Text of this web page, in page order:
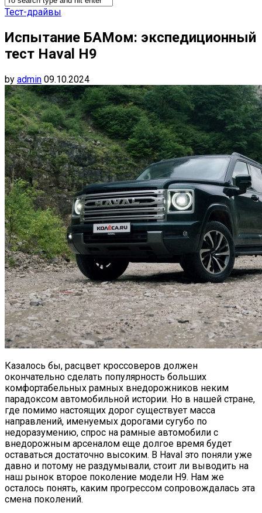
Тест-драйвы
Испытание БАМом: экспедиционный
тест Haval H9
by admin 09.10.2024
Казалось бы, расцвет кроссоверов должен
окончательно сделать популярность больших
комфортабельных рамных внедорожников неким
парадоксом автомобильной истории. Но в нашей стране,
где помимо настоящих дорог существует масса
направлений, именуемых дорогами сугубо по
недоразумению, спрос на рамные автомобили с
внедорожным арсеналом еще долгое время будет
оставаться достаточно высоким. В Haval это поняли уже
давно и потому не раздумывали, стоит ли выводить на
наш рынок второе поколение модели H9. Нам же
осталось понять, каким прогрессом сопровождалась эта
смена поколений.